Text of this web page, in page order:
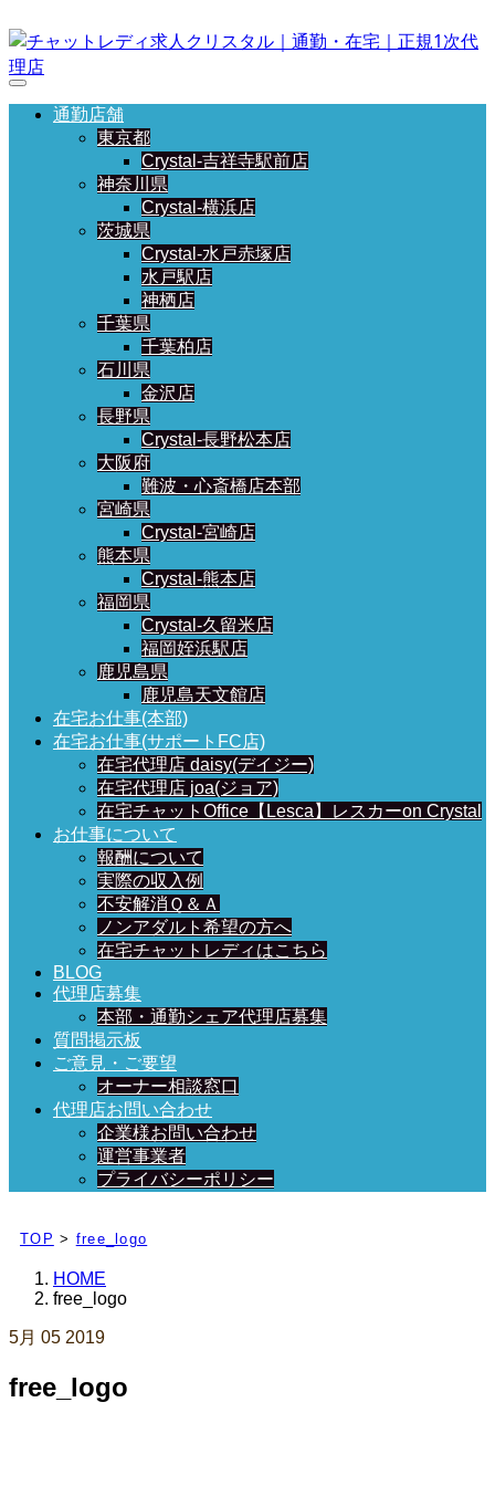
通勤店舗
東京都
Crystal-吉祥寺駅前店
神奈川県
Crystal-横浜店
茨城県
Crystal-水戸赤塚店
水戸駅店
神栖店
千葉県
千葉柏店
石川県
金沢店
長野県
Crystal-長野松本店
大阪府
難波・心斎橋店本部
宮崎県
Crystal-宮崎店
熊本県
Crystal-熊本店
福岡県
Crystal-久留米店
福岡姪浜駅店
鹿児島県
鹿児島天文館店
在宅お仕事(本部)
在宅お仕事(サポートFC店)
在宅代理店 daisy(デイジー)
在宅代理店 joa(ジョア)
在宅チャットOffice【Lesca】レスカーon Crystal
お仕事について
報酬について
実際の収入例
不安解消Ｑ＆Ａ
ノンアダルト希望の方へ
在宅チャットレディはこちら
BLOG
代理店募集
本部・通勤シェア代理店募集
質問掲示板
ご意見・ご要望
オーナー相談窓口
代理店お問い合わせ
企業様お問い合わせ
運営事業者
プライバシーポリシー
TOP > free_logo
HOME
free_logo
5月 05 2019
free_logo